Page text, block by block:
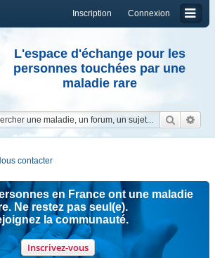
Connexion
Inscription
L'espace d'échange pour les
personnes touchées par une
maladie rare
contacter
en France ont une maladie
Ne restez pas seul(e).
la communauté.
Inscrivez-vous